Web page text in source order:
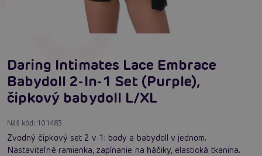
Daring Intimates Lace Embrace
Babydoll 2-In-1 Set (Purple),
čipkový babydoll L/XL
Náš kód: 101483
Zvodný čipkový set 2 v 1: body a babydoll v jednom.
Nastaviteľné ramienka, zapínanie na háčiky, elastická tkanina.